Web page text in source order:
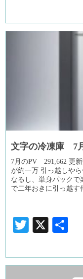
文字の冷凍庫 7
7月のPV 291,662 更
が約一万 引っ越しや
なるし、単身パック
で二年おきに引っ越
Twitter
X